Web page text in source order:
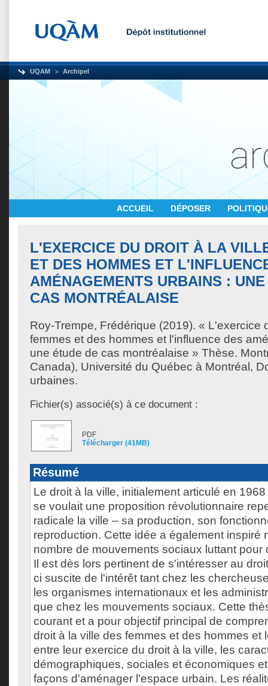
UQAM Archipel
ACCUEIL DÉPOSER
L'EXERCICE DU DROIT À LA
ET DES HOMMES ET
AMÉNAGEMENTS URBAINS :
CAS MONTRÉALAISE
Roy-Trempe, Frédérique (2019). « L'exercice
femmes et des hommes et l'influence des
une étude de cas montréalaise » Thèse.
Canada), Université du Québec à Montréal,
urbaines.
Fichier(s) associé(s) à ce document :
PDF
Télécharger (41MB)
Résumé
Le droit à la ville, initialement articulé en
se voulait une proposition révolutionnaire
radicale la ville – sa production, son
reproduction. Cette idée a également inspiré
nombre de mouvements sociaux luttant pour
Il est dès lors pertinent de s'intéresser au
ci suscite de l'intérêt tant chez les
les organismes internationaux et les
que chez les mouvements sociaux. Cette
courant et a pour objectif principal de
droit à la ville des femmes et des hommes et
entre leur exercice du droit à la ville, les
démographiques, sociales et économiques
façons d'aménager l'espace urbain. Les